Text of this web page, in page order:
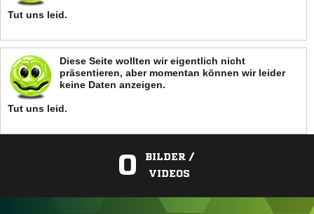
Tut uns leid.
Diese Seite wollten wir eigentlich nicht
präsentieren, aber momentan können wir leider
keine Daten anzeigen.
Tut uns leid.
0
BILDER /
VIDEOS